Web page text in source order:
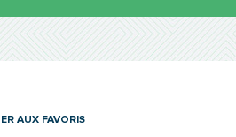
AUX FAVORIS